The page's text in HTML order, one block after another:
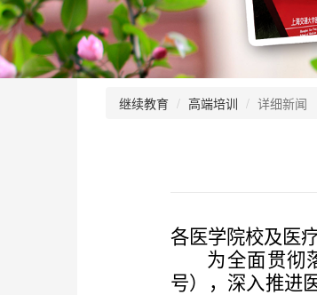
继续教育 高端培训 详细新闻
各医学院校及医疗
为全面贯彻
号）， 深入推进